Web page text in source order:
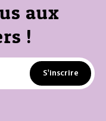
aux
!
S'inscrire